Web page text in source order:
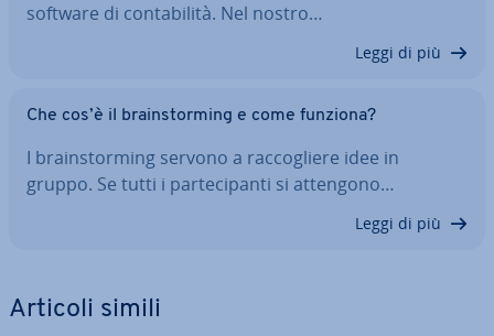
software di con­ta­bi­li­tà. Nel nostro…
Leggi di più
Che cos’è il brain­stor­ming e come funziona?
I brain­stor­ming servono a rac­co­glie­re idee in
gruppo. Se tutti i par­te­ci­pan­ti si attengono…
Leggi di più
Articoli simili